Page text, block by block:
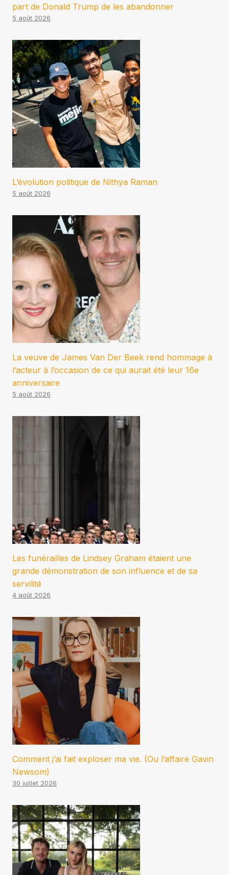
part de Donald Trump de les abandonner
5 août 2026
L’évolution politique de Nithya Raman
5 août 2026
La veuve de James Van Der Beek rend hommage à
l’acteur à l’occasion de ce qui aurait été leur 16e
anniversaire
5 août 2026
Les funérailles de Lindsey Graham étaient une
grande démonstration de son influence et de sa
servilité
4 août 2026
Comment j’ai fait exploser ma vie. (Ou l’affaire Gavin
Newsom)
30 juillet 2026